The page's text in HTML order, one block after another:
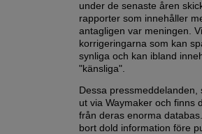
under de senaste åren
rapporter som innehåller
antagligen var meningen.
korrigeringarna som kan
synliga och kan ibland
"känsliga".
Dessa
ut via Waymaker och finns
från deras enorma
bort dold information före